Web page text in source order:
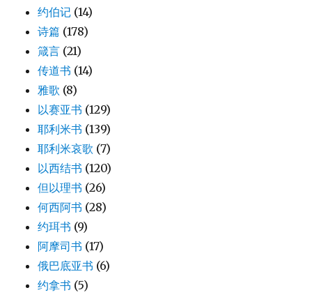
约伯记 (14)
诗篇 (178)
箴言 (21)
传道书 (14)
雅歌 (8)
以赛亚书 (129)
耶利米书 (139)
耶利米哀歌 (7)
以西结书 (120)
但以理书 (26)
何西阿书 (28)
约珥书 (9)
阿摩司书 (17)
俄巴底亚书 (6)
约拿书 (5)